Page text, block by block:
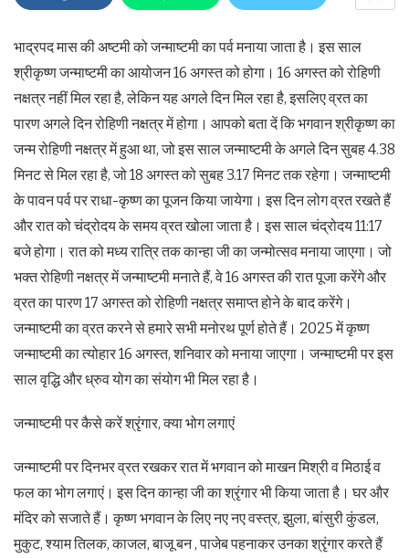
भाद्रपद मास की अष्टमी को जन्माष्टमी का पर्व मनाया जाता है। इस साल
श्रीकृष्ण जन्माष्टमी का आयोजन 16 अगस्त को होगा। 16 अगस्त को रोहिणी
नक्षत्र नहीं मिल रहा है, लेकिन यह अगले दिन मिल रहा है, इसलिए व्रत का
पारण अगले दिन रोहिणी नक्षत्र में होगा। आपको बता दें कि भगवान श्रीकृष्ण का
जन्म रोहिणी नक्षत्र में हुआ था, जो इस साल जन्माष्टमी के अगले दिन सुबह 4.38
मिनट से मिल रहा है, जो 18 अगस्त को सुबह 3.17 मिनट तक रहेगा। जन्माष्टमी
के पावन पर्व पर राधा-कृष्ण का पूजन किया जायेगा। इस दिन लोग व्रत रखते हैं
और रात को चंद्रोदय के समय व्रत खोला जाता है। इस साल चंद्रोदय 11:17
बजे होगा। रात को मध्य रात्रि तक कान्हा जी का जन्मोत्सव मनाया जाएगा। जो
भक्त रोहिणी नक्षत्र में जन्माष्टमी मनाते हैं, वे 16 अगस्त की रात पूजा करेंगे और
व्रत का पारण 17 अगस्त को रोहिणी नक्षत्र समाप्त होने के बाद करेंगे।
जन्माष्टमी का व्रत करने से हमारे सभी मनोरथ पूर्ण होते हैं। 2025 में कृष्ण
जन्माष्टमी का त्योहार 16 अगस्त, शनिवार को मनाया जाएगा। जन्माष्टमी पर इस
साल वृद्धि और ध्रुव योग का संयोग भी मिल रहा है।
जन्माष्टमी पर कैसे करें श्रृंगार, क्या भोग लगाएं
जन्माष्टमी पर दिनभर व्रत रखकर रात में भगवान को माखन मिश्री व मिठाई व
फल का भोग लगाएं। इस दिन कान्हा जी का श्रृंगार भी किया जाता है। घर और
मंदिर को सजाते हैं। कृष्ण भगवान के लिए नए नए वस्त्र, झुला, बांसुरी कुंडल,
मुकुट, श्याम तिलक, काजल, बाजू बन , पाजेब पहनाकर उनका श्रृंगार करते हैं